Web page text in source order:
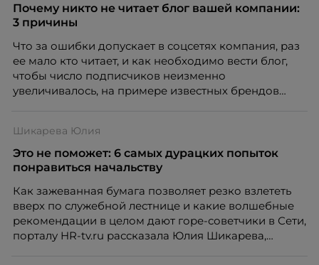
Почему никто не читает блог вашей компании:
3 причины
Что за ошибки допускает в соцсетях компания, раз
ее мало кто читает, и как необходимо вести блог,
чтобы число подписчиков неизменно
увеличивалось, на примере известных брендов
диджитал-агентства.
Шикарева Юлия
Это не поможет: 6 самых дурацких попыток
понравиться начальству
Как зажеванная бумага позволяет резко взлететь
вверх по служебной лестнице и какие волшебные
рекомендации в целом дают горе-советчики в Сети,
порталу HR-tv.ru рассказала Юлия Шикарева,